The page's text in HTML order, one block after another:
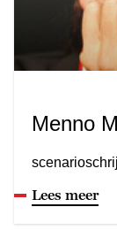
Menno
Lees meer